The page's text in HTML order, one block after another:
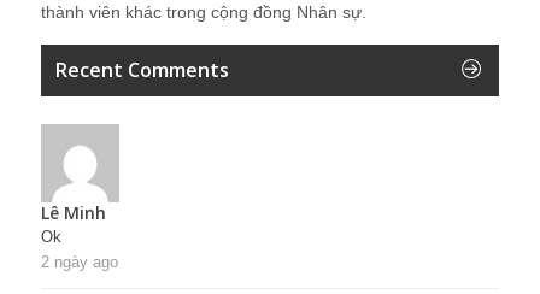
thành viên khác trong cộng đồng Nhân sự.
Recent Comments
Lê Minh
Ok
2 ngày ago